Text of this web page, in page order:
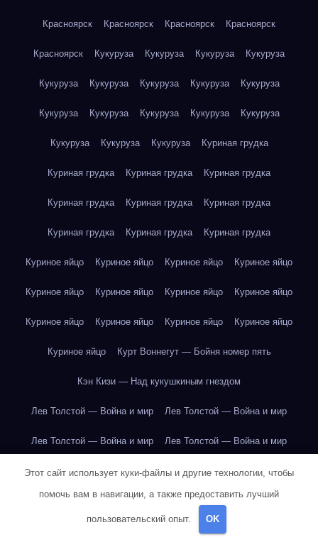
Красноярск Красноярск Красноярск Красноярск
Красноярск Кукуруза Кукуруза Кукуруза Кукуруза
Кукуруза Кукуруза Кукуруза Кукуруза Кукуруза
Кукуруза Кукуруза Кукуруза Кукуруза Кукуруза
Кукуруза Кукуруза Кукуруза Куриная грудка
Куриная грудка Куриная грудка Куриная грудка
Куриная грудка Куриная грудка Куриная грудка
Куриная грудка Куриная грудка Куриная грудка
Куриное яйцо Куриное яйцо Куриное яйцо Куриное яйцо
Куриное яйцо Куриное яйцо Куриное яйцо Куриное яйцо
Куриное яйцо Куриное яйцо Куриное яйцо Куриное яйцо
Куриное яйцо Курт Воннегут — Бойня номер пять
Кэн Кизи — Над кукушкиным гнездом
Лев Толстой — Война и мир Лев Толстой — Война и мир
Лев Толстой — Война и мир Лев Толстой — Война и мир
Лев Толстой — Война и мир Лев Толстой — Война и мир
Лев Толстой — Война и мир Лев Толстой — Война и мир
Лев Толстой — Война и мир
Этот сайт использует куки-файлы и другие технологии, чтобы
помочь вам в навигации, а также предоставить лучший
пользовательский опыт. OK